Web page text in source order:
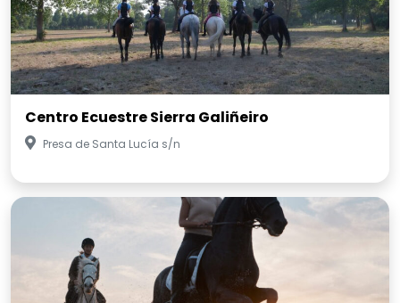
Centro Ecuestre Sierra Galiñeiro
Presa de Santa Lucía s/n